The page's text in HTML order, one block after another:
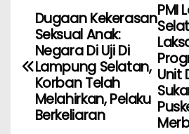
PMI
Unit
Dugaan Kekerasan
Seksual Anak:
Negara Di Uji Di
Lampung Selatan,
Korban Telah
Melahirkan, Pelaku
Berkeliaran